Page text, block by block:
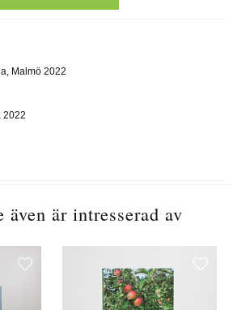
Malmö 2022
2022
även är intresserad av